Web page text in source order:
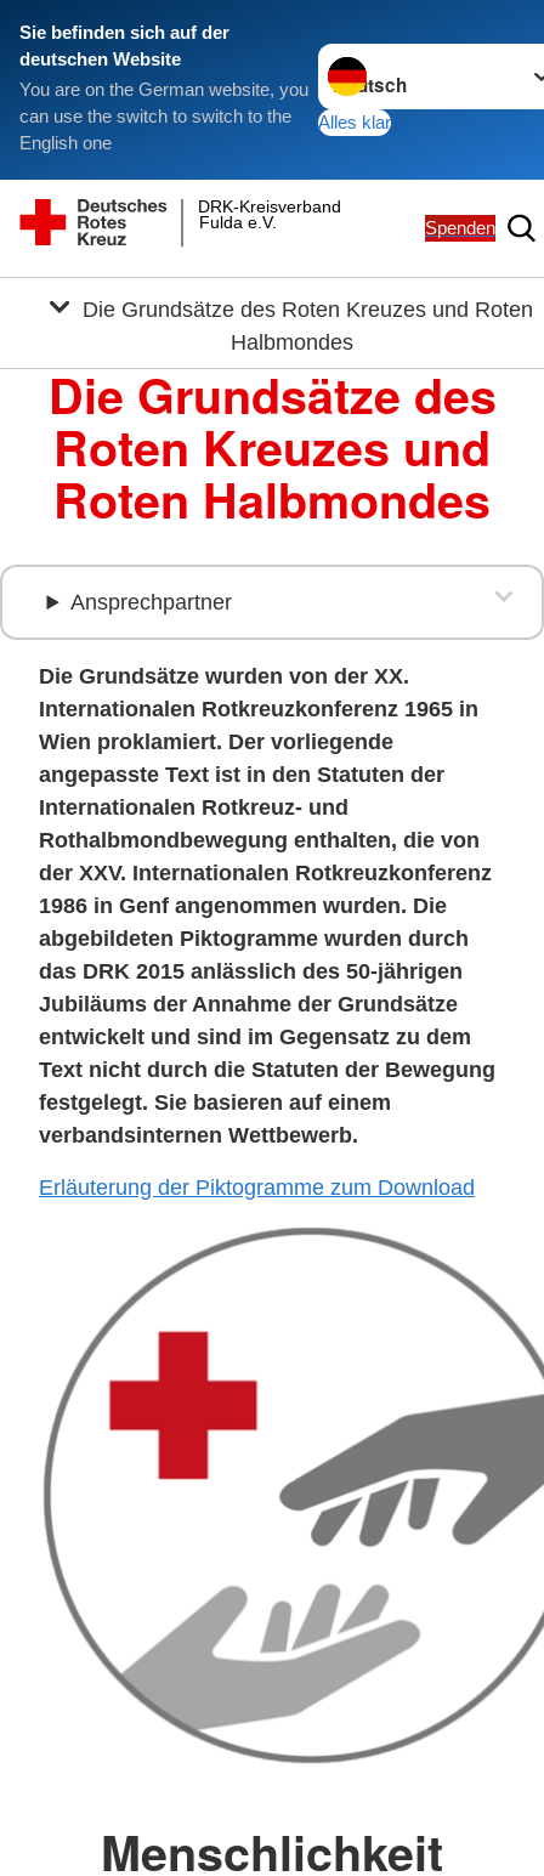
Sie befinden sich auf der
deutschen Website
You are on the German website, you
can use the switch to switch to the
English one
Sprache wechseln zu
Alles klar
Fulda e.V.
DRK-Kreisverband
Spenden
Halbmondes
Die Grundsätze des
Roten Kreuzes und
Roten Halbmondes
Ansprechpartner
Die Grundsätze wurden von der XX.
Internationalen Rotkreuzkonferenz 1965 in
Wien proklamiert. Der vorliegende
angepasste Text ist in den Statuten der
Internationalen Rotkreuz- und
Rothalbmondbewegung enthalten, die von
der XXV. Internationalen Rotkreuzkonferenz
1986 in Genf angenommen wurden. Die
abgebildeten Piktogramme wurden durch
das DRK 2015 anlässlich des 50-jährigen
Jubiläums der Annahme der Grundsätze
entwickelt und sind im Gegensatz zu dem
Text nicht durch die Statuten der Bewegung
festgelegt. Sie basieren auf einem
verbandsinternen Wettbewerb.
Erläuterung der Piktogramme zum Download
Menschlichkeit